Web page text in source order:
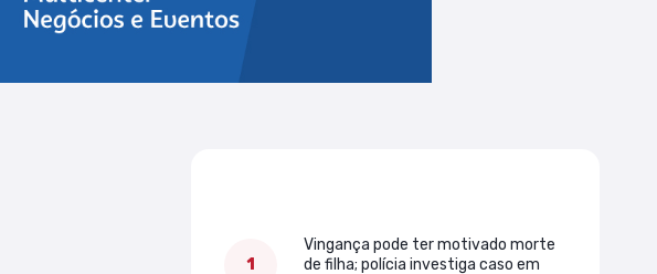
Vingança pode ter motivado morte
de filha; polícia investiga caso em